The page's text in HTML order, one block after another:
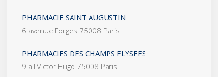
PHARMACIE SAINT AUGUSTIN
6 avenue Forges 75008 Paris
PHARMACIES DES CHAMPS ELYSEES
9 all Victor Hugo 75008 Paris